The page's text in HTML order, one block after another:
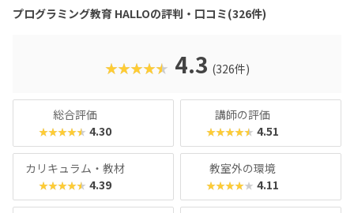
るスクールをお探しのご家庭にぴったりのスクールです。ま
た、運営元のやる気スイッチグループといえば、子どもの性
名。学習計画や講師とのマッチングに使われるそうで、「教
材はいいけど、先生との相性が……」なんてトラブルも極力
くの教室に足を運んでみてくださいね。
プログラミング教育 HALLOの評判・口コミ(326件)
★★★★★ 4.3 (326件)
総合評価
★★★★★ 4.30
講師の評価
★★★★★ 4.51
カリキュラム・教材
★★★★★ 4.39
教室外の環境
★★★★★ 4.11